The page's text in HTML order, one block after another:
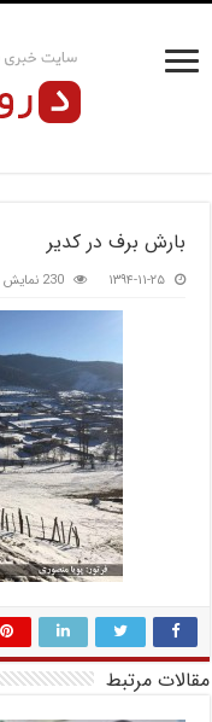
بارش برف در کدیر
۱۳۹۴-۱۱-۲۵ 230 نمایش
مقالات مرتبط